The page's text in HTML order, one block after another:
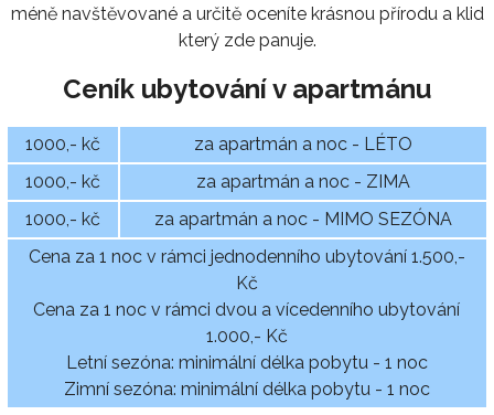
méně navštěvované a určitě oceníte krásnou přírodu a klid
který zde panuje.
Ceník ubytování v apartmánu
1000,- kč
za apartmán a noc - LÉTO
1000,- kč
za apartmán a noc - ZIMA
1000,- kč
za apartmán a noc - MIMO SEZÓNA
Cena za 1 noc v rámci jednodenního ubytování 1.500,-
Kč
Cena za 1 noc v rámci dvou a vícedenního ubytování
1.000,- Kč
Letní sezóna: minimální délka pobytu - 1 noc
Zimní sezóna: minimální délka pobytu - 1 noc